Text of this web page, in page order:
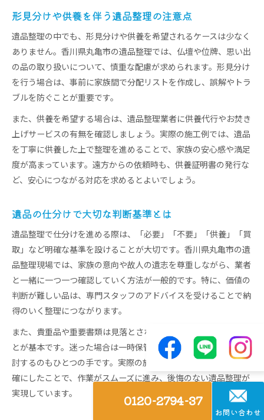
形見分けや供養を伴う遺品整理の注意点
遺品整理の中でも、形見分けや供養を希望されるケースは少なく
ありません。香川県丸亀市の遺品整理では、仏壇や位牌、思い出
の品の取り扱いについて、慎重な配慮が求められます。形見分け
を行う場合は、事前に家族間で分配リストを作成し、誤解やトラ
ブルを防ぐことが重要です。
また、供養を希望する場合は、遺品整理業者に供養代行やお焚き
上げサービスの有無を確認しましょう。実際の施工例では、遺品
を丁寧に供養した上で整理を進めることで、家族の安心感や満足
度が高まっています。遠方からの依頼時も、供養証明書の発行な
ど、安心につながる対応を求めるとよいでしょう。
遺品の仕分けで大切な判断基準とは
遺品整理で仕分けを進める際は、「必要」「不要」「供養」「買
取」など明確な基準を設けることが大切です。香川県丸亀市の遺
品整理現場では、家族の意向や故人の遺志を尊重しながら、業者
と一緒に一つ一つ確認していく方法が一般的です。特に、価値の
判断が難しい品は、専門スタッフのアドバイスを受けることで納
得のいく整理につながります。
また、貴重品や重要書類は見落とさないよう、最初に分別するこ
とが基本です。迷った場合は一時保管を選択し、後日家族で再検
討するのもひとつの手です。実際の施工例でも、仕分け基準を明
確にしたことで、作業がスムーズに進み、後悔のない遺品整理が
実現しています。
0120-2794-37
お問い合わせ